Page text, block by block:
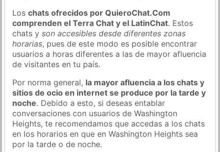
Loschats ofrecidos por QuieroChat.Com
comprenden el Terra Chat y el LatinChat. Estos
chats yson accesibles desde diferentes zonas
horarias, pues de este modo es posible encontrar
usuarios a horas diferentes a las de mayor afluencia
de visitantes en tu país.
Por norma general, la mayor afluencia a los chats y
sitios de ocio en internet se produce por la tarde y
noche. Debido a esto, si deseas entablar
conversaciones con usuarios de Washington
Heights, te recomendamos que accedas a los chats
en los horarios en que en Washington Heights sea
por la tarde o de noche.